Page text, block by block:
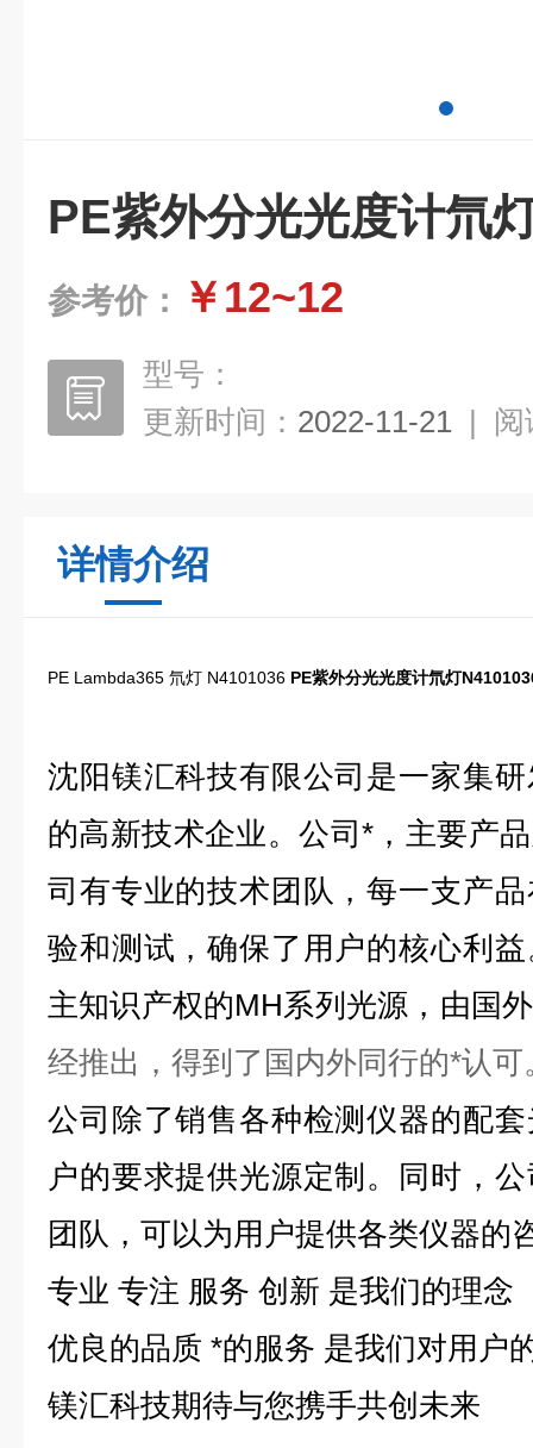
PE紫外分光光度计氘
参考价： ￥12~12
型号：
更新时间： 2022-11-21 | 阅
详情介绍
PE Lambda365 氘灯 N4101036 PE紫外分光光度计氘灯
沈阳镁汇科技有限公司是一家集
的高新技术企业。公司*，主要产
司有专业的技术团队，每一支产
验和测试，确保了用户的核心利
主知识产权的MH系列光源， 由国外
经推出，得到了国内外同行的*认可
公司除了销售各种检测仪器的配
户的要求提供光源定制。同时，
团队，可以为用户提供各类仪器的
专业 专注 服务 创新 是我们的理念
优良的品质 *的服务 是我们对用户
镁汇科技期待与您携手共创未来